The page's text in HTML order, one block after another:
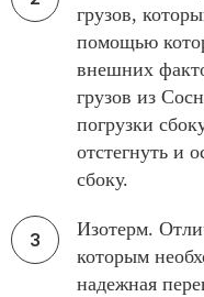
грузов,
помощью
внешних
грузов из
погрузки
отстегнуть и
сбоку.
Изотерм.
которым
надежная